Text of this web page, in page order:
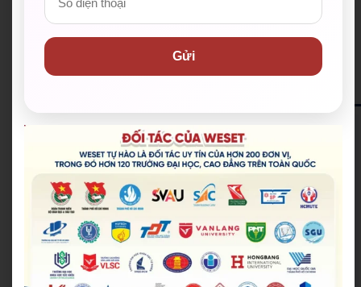
Nhận combo quà và ưu đãi lên đến 10.000.000đ khi
đăng ký khóa học (*)
ĐĂNG KÝ NHẬN HỌC BỔNG
12+
Trung tâm luyện thi IELTS tại Việt Nam
90+
Chuyên gia luyện thi IELTS trình độ cao
Gửi